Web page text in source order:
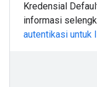
Kredensial
informasi
autentikasi untuk